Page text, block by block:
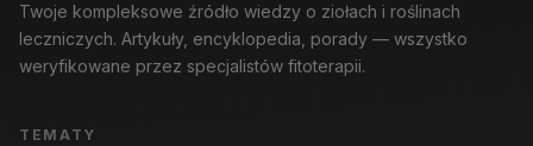
Twoje kompleksowe źródło wiedzy o ziołach i roślinach
leczniczych. Artykuły, encyklopedia, porady — wszystko
weryfikowane przez specjalistów fitoterapii.
TEMATY